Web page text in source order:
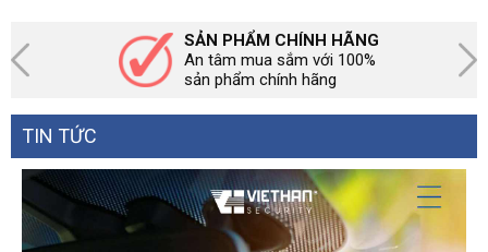
SẢN PHẨM CHÍNH HÃNG
An tâm mua sắm với 100%
sản phẩm chính hãng
TIN TỨC